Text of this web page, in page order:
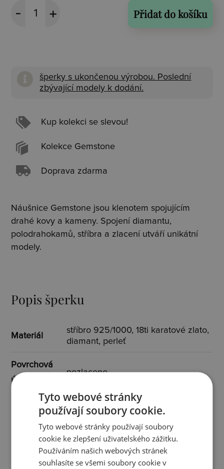
Přidat do košíku
šperky s ukončenou výrobou. Poslední
zbývající modely k dodání.
Kup kolekci se slevou!
Kolekce Gemstone
Doprava zdarma
Náušnice Gemstone jsou klenotem spojujícím
drahé kovy a kameny. Spojení diamantu,
polodrahokamů, stříbra a zlacení utváří unikátní
modely.
Popis šperku
Materiál
stříbro 925/1000, 18ti karatové zlato,
diamant, perleť
Povrchová
úprava
pozlaceno
diamant
Specifikace
osazení
2x diamant I3/H 0,005 ct
Tyto webové stránky
používají soubory cookie.
Tyto webové stránky používají soubory
cookie ke zlepšení uživatelského zážitku.
Používáním našich webových stránek
souhlasíte se všemi soubory cookie v